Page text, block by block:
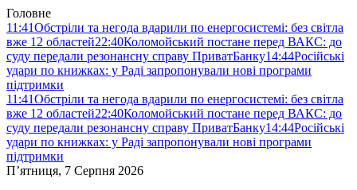
Головне
11:41Обстріли та негода вдарили по енергосистемі: без світла
вже 12 областей22:40Коломойський постане перед ВАКС: до
суду передали резонансну справу ПриватБанку14:44Російські
удари по книжках: у Раді запропонували нові програми
підтримки
11:41Обстріли та негода вдарили по енергосистемі: без світла
вже 12 областей22:40Коломойський постане перед ВАКС: до
суду передали резонансну справу ПриватБанку14:44Російські
удари по книжках: у Раді запропонували нові програми
підтримки
П’ятниця, 7 Серпня 2026